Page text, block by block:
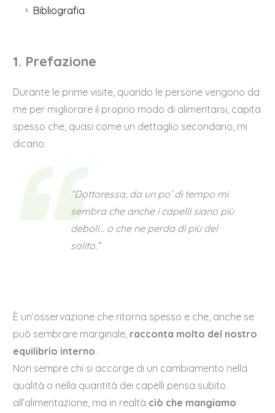
Bibliografia
1. Prefazione
Durante le prime visite, quando le persone vengono da
me per migliorare il proprio modo di alimentarsi, capita
spesso che, quasi come un dettaglio secondario, mi
dicano:
“Dottoressa, da un po’ di tempo mi
sembra che anche i capelli siano più
deboli… o che ne perda di più del
solito.”
È un’osservazione che ritorna spesso e che, anche se
può sembrare marginale, racconta molto del nostro
equilibrio interno.
Non sempre chi si accorge di un cambiamento nella
qualità o nella quantità dei capelli pensa subito
all’alimentazione, ma in realtà ciò che mangiamo